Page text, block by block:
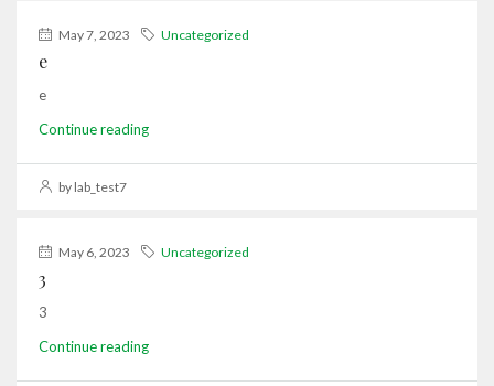
May 7, 2023 Uncategorized
e
e
Continue reading
by lab_test7
May 6, 2023 Uncategorized
3
3
Continue reading